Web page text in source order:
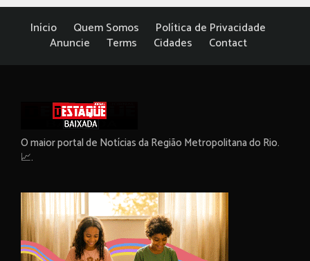
Início Quem Somos
Política de Privacidade
Anuncie
Terms Cidades Contact
O maior portal de Notícias da Região Metropolitana do Rio.
📈.